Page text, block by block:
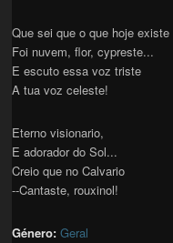
Que sei que o que hoje existe
Foi nuvem, flor, cypreste...
E escuto essa voz triste
A tua voz celeste!
Eterno visionario,
E adorador do Sol...
Creio que no Calvario
--Cantaste, rouxinol!
Género:Geral